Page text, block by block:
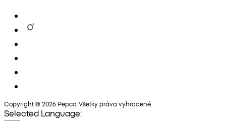
Copyright © 2026 Pepco. Všetky práva vyhradené.
Selected Language: